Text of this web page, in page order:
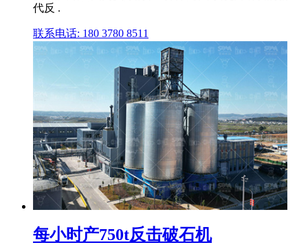
代反 .
联系电话: 180 3780 8511
每小时产750t反击破石机